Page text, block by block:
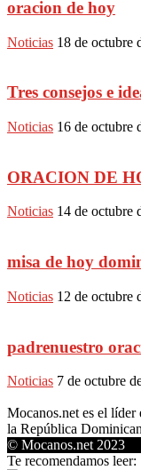
oracion de hoy
Noticias 18 de octubre
Tres consejos e
Noticias 16 de octubre
ORACION DE
Noticias 14 de octubre
misa de hoy
Noticias 12 de octubre
padrenuestro
Noticias 7 de octubre
Mocanos.net es el líder
la República
© Mocanos.net 2023
Te recomendamos leer: